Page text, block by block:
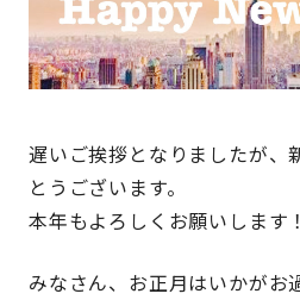
遅いご挨拶となりましたが、
とうございます。
本年もよろしくお願いします！
みなさん、お正月はいかがお